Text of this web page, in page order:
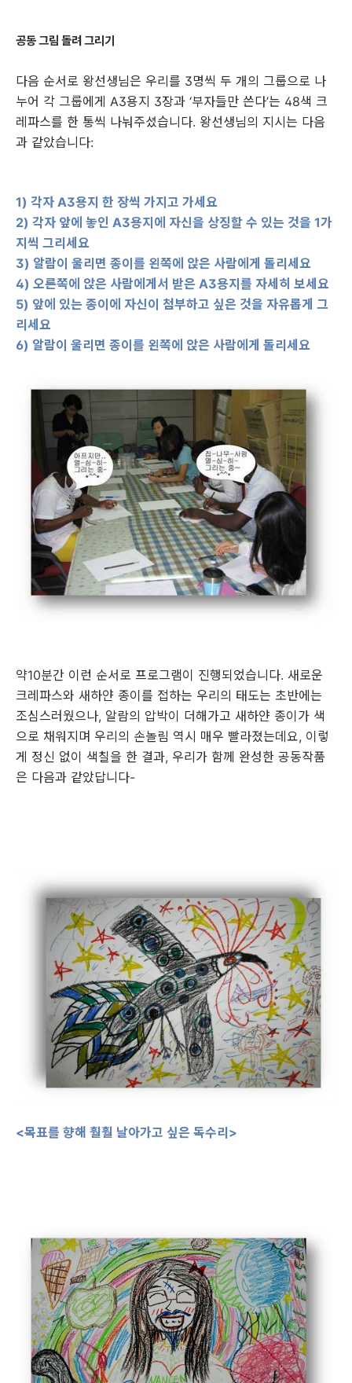
공동 그림 돌려 그리기
다음 순서로 왕선생님은 우리를 3명씩 두 개의 그룹으로 나
누어 각 그룹에게 A3용지 3장과 ‘부자들만 쓴다’는 48색 크
레파스를 한 통씩 나눠주셨습니다. 왕선생님의 지시는 다음
과 같았습니다:
1) 각자 A3용지 한 장씩 가지고 가세요
2) 각자 앞에 놓인 A3용지에 자신을 상징할 수 있는 것을 1가
지씩 그리세요
3) 알람이 울리면 종이를 왼쪽에 앉은 사람에게 돌리세요
4) 오른쪽에 앉은 사람에게서 받은 A3용지를 자세히 보세요
5) 앞에 있는 종이에 자신이 첨부하고 싶은 것을 자유롭게 그
리세요
6) 알람이 울리면 종이를 왼쪽에 앉은 사람에게 돌리세요
약10분간 이런 순서로 프로그램이 진행되었습니다. 새로운
크레파스와 새하얀 종이를 접하는 우리의 태도는 초반에는
조심스러웠으나, 알람의 압박이 더해가고 새하얀 종이가 색
으로 채워지며 우리의 손놀림 역시 매우 빨라졌는데요, 이렇
게 정신 없이 색칠을 한 결과, 우리가 함께 완성한 공동작품
은 다음과 같았답니다-
<목표를 향해 훨훨 날아가고 싶은 독수리>